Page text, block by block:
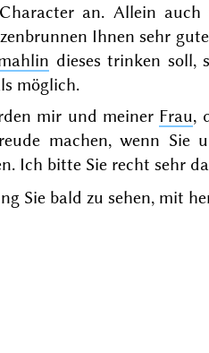
an. Allein auch
Ihnen sehr
dieses trinken soll,
möglich.
mir und meiner Frau,
machen, wenn Sie
Ich bitte Sie recht sehr
Sie bald zu sehen, mit